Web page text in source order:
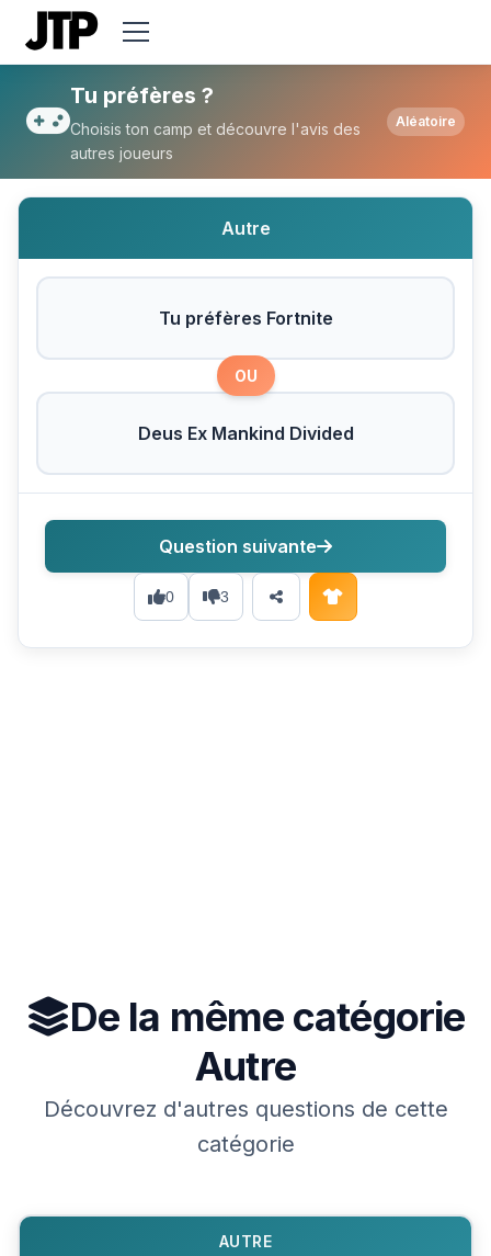
Tu préfères Tu préfères Fortnite ou
Tu préfères ?
Choisis ton camp et découvre l'avis des
autres joueurs
Aléatoire
Autre
Tu préfères Fortnite
OU
Deus Ex Mankind Divided
0 3
Question suivante
De la même catégorie
Autre
Découvrez d'autres questions de cette
catégorie
AUTRE